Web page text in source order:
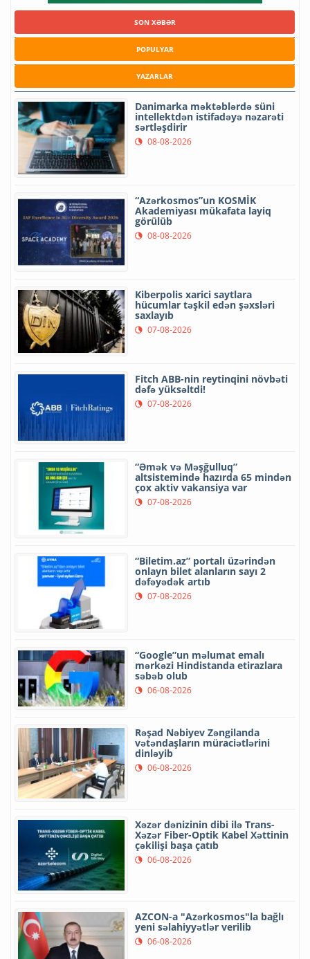
SON XƏBƏR
POPULYAR
YAZARLAR
Danimarka məktəblərdə süni
intellektdən istifadəyə nəzarəti
sərtləşdirir
08-08-2026
“Azərkosmos”un KOSMİK
Akademiyası mükafata layiq
görülüb
08-08-2026
Kiberpolis xarici saytlara
hücumlar təşkil edən şəxsləri
saxlayıb
07-08-2026
Fitch ABB-nin reytinqini növbəti
dəfə yüksəltdi!
07-08-2026
“Əmək və Məşğulluq”
altsistemində hazırda 65 mindən
çox aktiv vakansiya var
07-08-2026
“Biletim.az” portalı üzərindən
onlayn bilet alanların sayı 2
dəfəyədək artıb
07-08-2026
“Google”un məlumat emalı
mərkəzi Hindistanda etirazlara
səbəb olub
06-08-2026
Rəşad Nəbiyev Zəngilanda
vətəndaşların müraciətlərini
dinləyib
06-08-2026
Xəzər dənizinin dibi ilə Trans-
Xəzər Fiber-Optik Kabel Xəttinin
çəkilişi başa çatıb
06-08-2026
AZCON-a "Azərkosmos"la bağlı
yeni səlahiyyətlər verilib
06-08-2026